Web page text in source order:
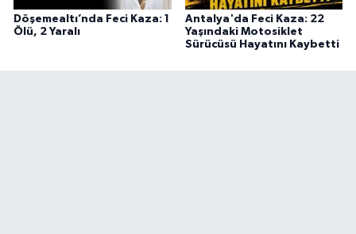
Döşemealtı’nda Feci Kaza: 1
Ölü, 2 Yaralı
Antalya'da Feci Kaza: 22
Yaşındaki Motosiklet
Sürücüsü Hayatını Kaybetti